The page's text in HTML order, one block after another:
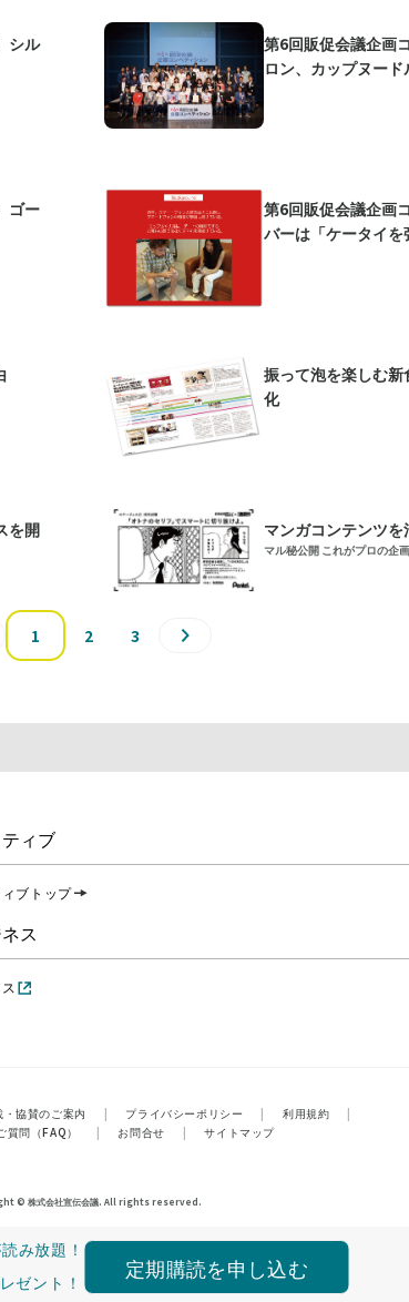
シル
第6回販促会議企画
ロン、カップヌー
ゴー
第6回販促会議企画
バーは「ケータイ
振って泡を楽しむ
化
を開
マンガコンテンツ
マル秘公開 これがプロの企
1 2 3
み放題！
ゼント！
定期購読を申し込む
ィブ
ブトップ
ス
・協賛のご案内 | プライバシーポリシー | 利用規約
|
質問（FAQ） | お問合せ | サイトマップ
© 株式会社宣伝会議. All rights reserved.